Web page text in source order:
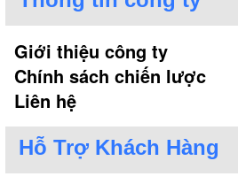
Giới thiệu công ty
Chính sách chiến lược
Liên hệ
Hỗ Trợ Khách Hàng